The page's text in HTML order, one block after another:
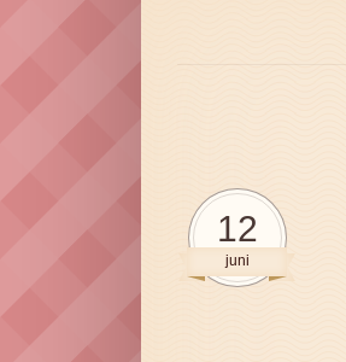
12
juni